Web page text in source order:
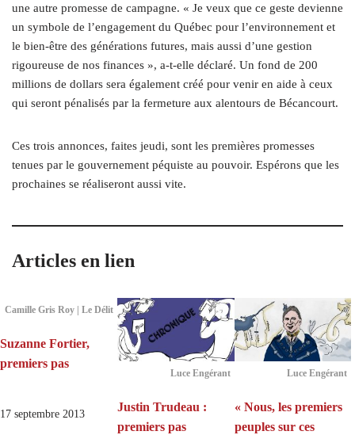
une autre promesse de campagne. « Je veux que ce geste devienne
un symbole de l’engagement du Québec pour l’environnement et
le bien-être des générations futures, mais aussi d’une gestion
rigoureuse de nos finances », a‑t-elle déclaré. Un fond de 200
millions de dollars sera également créé pour venir en aide à ceux
qui seront pénalisés par la fermeture aux alentours de Bécancourt.
Ces trois annonces, faites jeudi, sont les premières promesses
tenues par le gouvernement péquiste au pouvoir. Espérons que les
prochaines se réaliseront aussi vite.
Articles en lien
Camille Gris Roy | Le Délit
Suzanne Fortier,
premiers pas
17 septembre 2013
Luce Engérant
Justin Trudeau :
premiers pas
Luce Engérant
« Nous, les premiers
peuples sur ces